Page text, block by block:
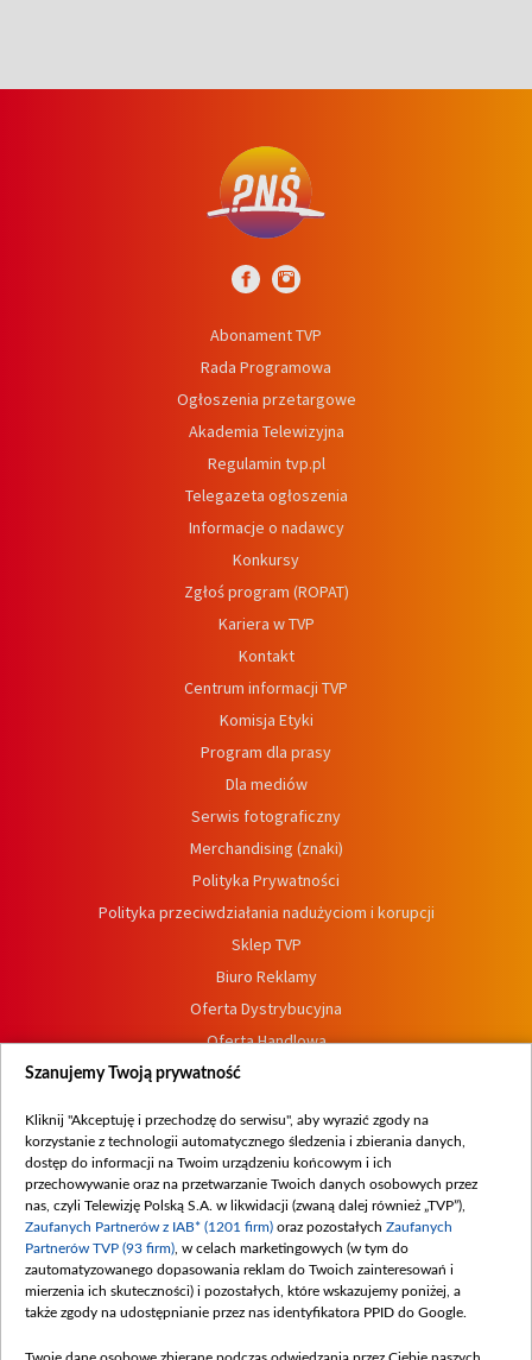
Abonament TVP
Rada Programowa
Ogłoszenia przetargowe
Akademia Telewizyjna
Regulamin tvp.pl
Telegazeta ogłoszenia
Informacje o nadawcy
Konkursy
Zgłoś program (ROPAT)
Kariera w TVP
Kontakt
Centrum informacji TVP
Komisja Etyki
Program dla prasy
Dla mediów
Serwis fotograficzny
Merchandising (znaki)
Polityka Prywatności
Polityka przeciwdziałania nadużyciom i korupcji
Sklep TVP
Biuro Reklamy
Oferta Dystrybucyjna
Oferta Handlowa
Dostępność
Procedura zgłoszeń wewnętrznych
Szanujemy Twoją prywatność
Kliknij "Akceptuję i przechodzę do serwisu", aby wyrazić zgody na
korzystanie z technologii automatycznego śledzenia i zbierania danych,
dostęp do informacji na Twoim urządzeniu końcowym i ich
przechowywanie oraz na przetwarzanie Twoich danych osobowych przez
nas, czyli Telewizję Polską S.A. w likwidacji (zwaną dalej również „TVP”),
Zaufanych Partnerów z IAB* (1201 firm) oraz pozostałych Zaufanych
Partnerów TVP (93 firm) , w celach marketingowych (w tym do
zautomatyzowanego dopasowania reklam do Twoich zainteresowań i
mierzenia ich skuteczności) i pozostałych, które wskazujemy poniżej, a
także zgody na udostępnianie przez nas identyfikatora PPID do Google.